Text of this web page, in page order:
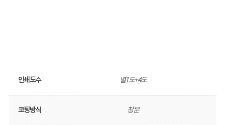
인쇄도수 별1도+4도
코팅방식 창문